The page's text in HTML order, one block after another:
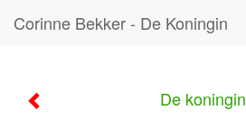
Corinne Bekker - De Koningin
De koningin